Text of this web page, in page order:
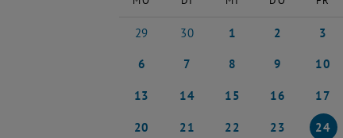
29
30
1
2
3
6
7
8
9
10
13
14
15
16
16 Mai 2024
17
17 Mai
20
21
22
23
24